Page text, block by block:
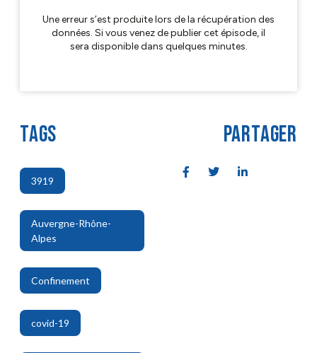
TAGS
3919
,
Auvergne-Rhône-
Alpes
,
Confinement
,
covid-19
,
PARTAGER